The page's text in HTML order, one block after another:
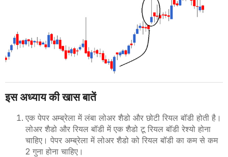
इस अध्याय की खास बातें
एक पेपर अम्ब्रेला में लंबा लोअर शैडो और छोटी रियल बॉडी होती है।
लोअर शैडो और रियल बॉडी में एक शैडो टू रियल बॉडी रेश्यो होना
चाहिए। पेपर अम्ब्रेला में लोअर शैडो को रियल बॉडी का कम से कम
2 गुना होना चाहिए।